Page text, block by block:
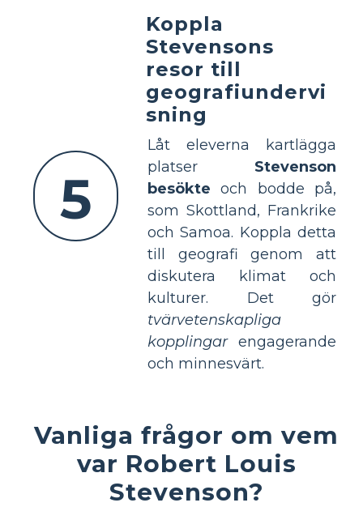
5
Koppla
Stevensons
resor till
geografiundervi
sning
Låt eleverna kartlägga
platser Stevenson
besökte och bodde på,
som Skottland, Frankrike
och Samoa. Koppla detta
till geografi genom att
diskutera klimat och
kulturer. Det gör
tvärvetenskapliga
kopplingarengagerande
och minnesvärt.
Vanliga frågor om vem
var Robert Louis
Stevenson?